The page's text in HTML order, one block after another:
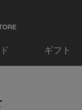
ギフト